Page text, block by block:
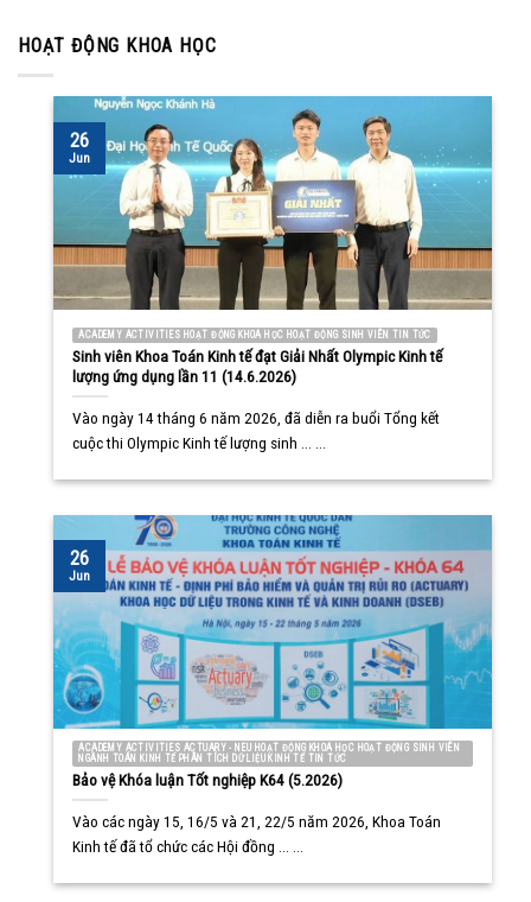
HOẠT ĐỘNG KHOA HỌC
ACADEMY ACTIVITIES HOẠT ĐỘNG KHOA HỌC HOẠT ĐỘNG SINH VIÊN TIN TỨC
Sinh viên Khoa Toán Kinh tế đạt Giải Nhất Olympic Kinh tế
lượng ứng dụng lần 11 (14.6.2026)
Vào ngày 14 tháng 6 năm 2026, đã diễn ra buổi Tổng kết
cuộc thi Olympic Kinh tế lượng sinh ... ...
26
Jun
ACADEMY ACTIVITIES ACTUARY - NEU HOẠT ĐỘNG KHOA HỌC HOẠT ĐỘNG SINH VIÊN
NGÀNH TOÁN KINH TẾ PHÂN TÍCH DỮ LIỆU KINH TẾ TIN TỨC
Bảo vệ Khóa luận Tốt nghiệp K64 (5.2026)
Vào các ngày 15, 16/5 và 21, 22/5 năm 2026, Khoa Toán
Kinh tế đã tổ chức các Hội đồng ... ...
26
Jun